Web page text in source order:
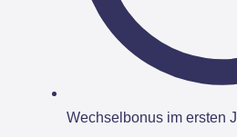
Wechselbonus im ersten